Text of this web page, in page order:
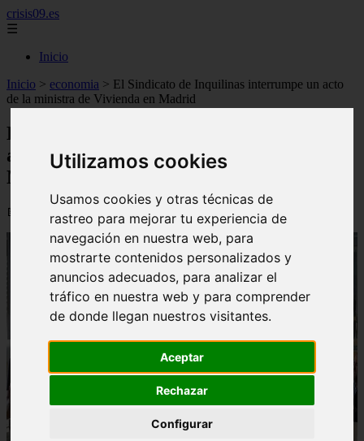
Utilizamos cookies
Usamos cookies y otras técnicas de
rastreo para mejorar tu experiencia de
navegación en nuestra web, para
mostrarte contenidos personalizados y
anuncios adecuados, para analizar el
tráfico en nuestra web y para comprender
de donde llegan nuestros visitantes.
Aceptar
Rechazar
Configurar
crisis09.es
☰
Inicio
Inicio > economia > El Sindicato de Inquilinas interrumpe un acto
de la ministra de Vivienda en Madrid
El Sindicato de Inquilinas interrumpe un
acto de la ministra de Vivienda en
Madrid
📅 16/06/2026